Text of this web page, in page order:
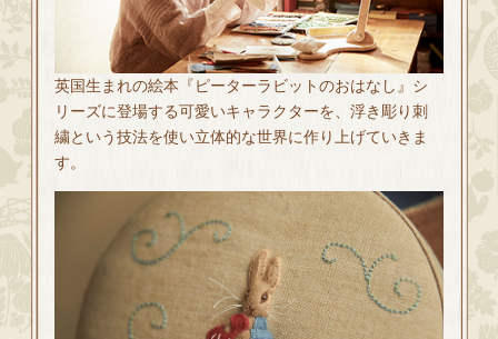
英国生まれの絵本『ピーターラビットのおはなし』シ
リーズに登場する可愛いキャラクターを、浮き彫り刺
繍という技法を使い立体的な世界に作り上げていきま
す。